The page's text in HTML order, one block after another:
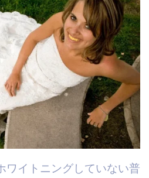
ワイトニングしていない普